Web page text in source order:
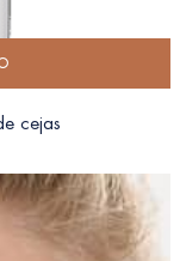
cejas